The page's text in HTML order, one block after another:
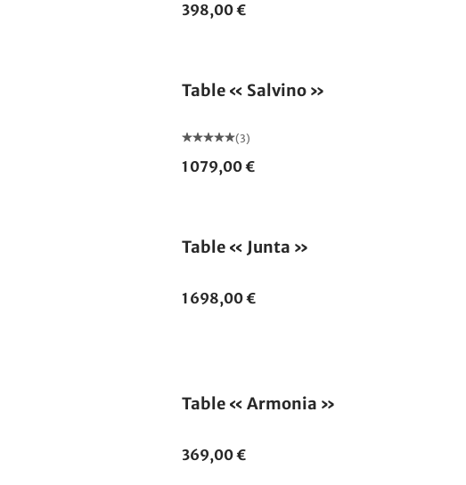
398,00 €
Table « Salvino »
(3)
1 079,00 €
Table « Junta »
1 698,00 €
Table « Armonia »
369,00 €